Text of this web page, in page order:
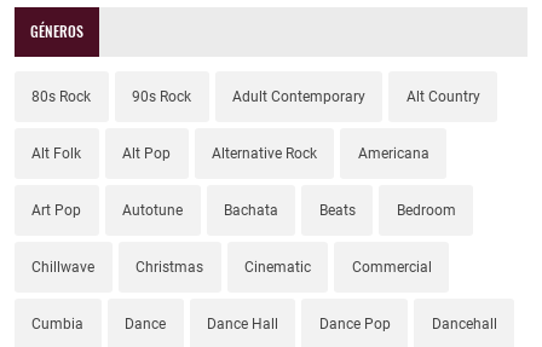
GÉNEROS
80s Rock 90s Rock Adult Contemporary Alt Country
Alt Folk Alt Pop Alternative Rock Americana
Art Pop Autotune Bachata Beats Bedroom
Chillwave Christmas Cinematic Commercial
Cumbia Dance Dance Hall Dance Pop Dancehall